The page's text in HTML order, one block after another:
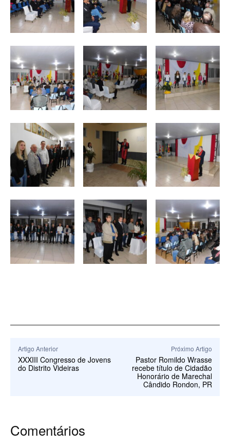
Artigo Anterior
XXXIII Congresso de Jovens
do Distrito Videiras
Próximo Artigo
Pastor Romildo Wrasse
recebe título de Cidadão
Honorário de Marechal
Cândido Rondon, PR
Comentários